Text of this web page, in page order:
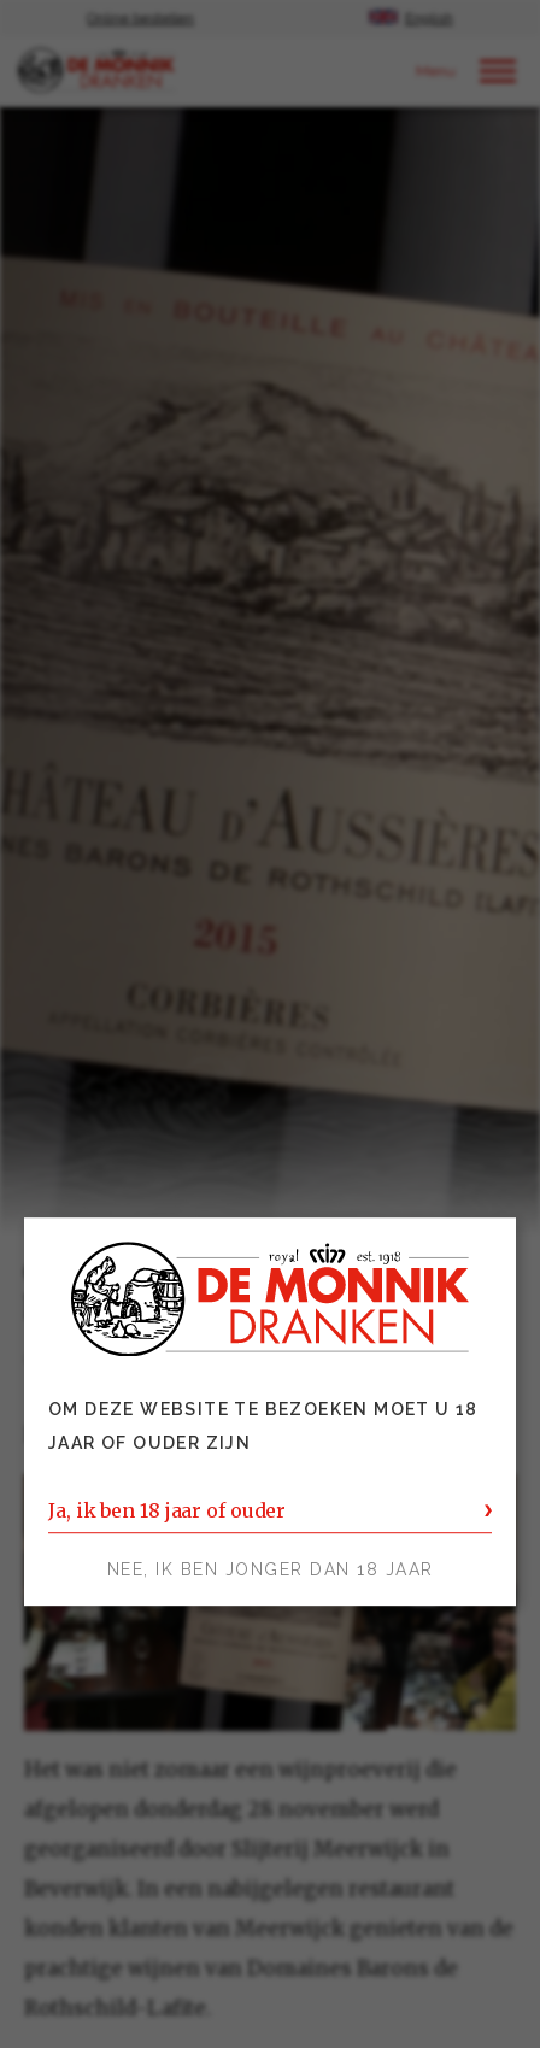
Online bestellen English
Château d’Aussières absolute
kerstwijn bij Slijterij Meerwijck
02 december 2019
BEVERWIJK – Donderdag 28 november 2019
Het was niet zomaar een wijnproeverij die
afgelopen donderdag 28 november werd
georganiseerd door Slijterij Meerwijck in
Beverwijk. In een nabijgelegen restaurant
konden klanten van Meerwijck genieten van de
prachtige wijnen van Domaines Barons de
Rothschild-Lafite.
OM DEZE WEBSITE TE BEZOEKEN MOET U 18
JAAR OF OUDER ZIJN
Ja, ik ben 18 jaar of ouder
NEE, IK BEN JONGER DAN 18 JAAR